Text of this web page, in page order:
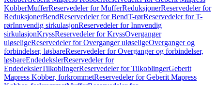
KobberMufferReservedeler for MufferReduksjonerReservedeler for
ReduksjonerBendReservedeler for BendT-rørReservedeler for T-
rørInnvendig sirkulasjonReservedeler for Innvendig
sirkulasjonKryssReservedeler for KryssOverganger
uløseligeReservedeler for Overganger uløseligeOverganger og
forbindelser, løsbareReservedeler for Overganger og forbindelser,
løsbareEndedekslerReservedeler for
EndedekslerTilkoblingerReservedeler for TilkoblingerGeberit
Mapress Kobber, forkrommetReservedeler for Geberit Mapress